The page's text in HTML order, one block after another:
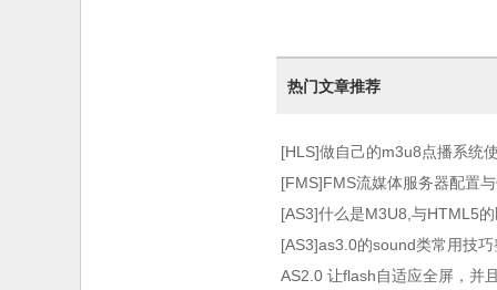
热门文章推荐
[HLS]做自己的m3u8点播系统
术）
[FMS]FMS流媒体服务器配置
[AS3]什么是M3U8,与HTML5
[AS3]as3.0的sound类常用技巧
AS2.0 让flash自适应全屏，并